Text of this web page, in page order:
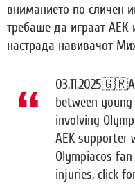
вниманието по сличен
требаше да играат АЕК
настрада навивачот
between
involving
AEK supporter
Olympiacos
injuries, click